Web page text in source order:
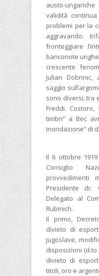
austo-
validità
problemi per la
aggravando.
fronteggiare
banconote
crescente
Julian
saggio
sono diversi, tra
Freddi.
timbri” a Bec
inondazione” di
Il 6 ottobre
Consiglio
provvedimenti
Presidente dr.
Delegato al
Rubinich.
Il primo,
divieto di
jugoslave,
disposizioni (d.to
divieto di
titoli, oro e